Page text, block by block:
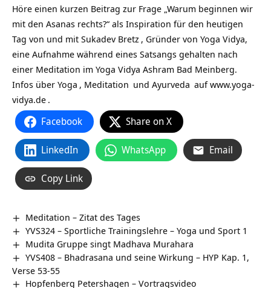
Höre einen kurzen Beitrag zur Frage „Warum beginnen wir
mit den Asanas rechts?“ als Inspiration für den heutigen
Tag von und mit Sukadev Bretz , Gründer von Yoga Vidya,
eine Aufnahme während eines Satsangs gehalten nach
einer Meditation im Yoga Vidya Ashram Bad Meinberg.
Infos über Yoga , Meditation und Ayurveda aufwww.yoga-
vidya.de .
Facebook Share on X
LinkedIn WhatsApp Email
Copy Link
Meditation – Zitat des Tages
YVS324 – Sportliche Trainingslehre – Yoga und Sport 1
Mudita Gruppe singt Madhava Murahara
YVS408 – Bhadrasana und seine Wirkung – HYP Kap. 1,
Verse 53-55
Hopfenberg Petershagen‏‎ – Vortragsvideo